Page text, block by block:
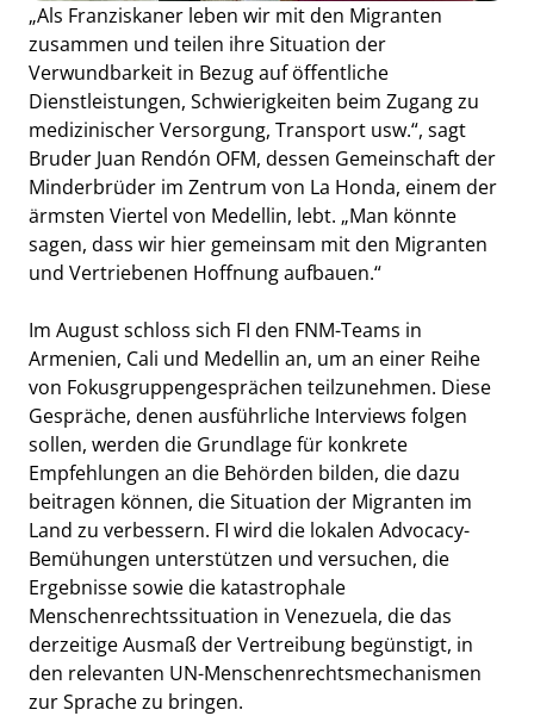
„Als Franziskaner leben wir mit den Migranten
zusammen und teilen ihre Situation der
Verwundbarkeit in Bezug auf öffentliche
Dienstleistungen, Schwierigkeiten beim Zugang zu
medizinischer Versorgung, Transport usw.“, sagt
Bruder Juan Rendón OFM, dessen Gemeinschaft der
Minderbrüder im Zentrum von La Honda, einem der
ärmsten Viertel von Medellin, lebt. „Man könnte
sagen, dass wir hier gemeinsam mit den Migranten
und Vertriebenen Hoffnung aufbauen.“
Im August schloss sich FI den FNM-Teams in
Armenien, Cali und Medellin an, um an einer Reihe
von Fokusgruppengesprächen teilzunehmen. Diese
Gespräche, denen ausführliche Interviews folgen
sollen, werden die Grundlage für konkrete
Empfehlungen an die Behörden bilden, die dazu
beitragen können, die Situation der Migranten im
Land zu verbessern. FI wird die lokalen Advocacy-
Bemühungen unterstützen und versuchen, die
Ergebnisse sowie die katastrophale
Menschenrechtssituation in Venezuela, die das
derzeitige Ausmaß der Vertreibung begünstigt, in
den relevanten UN-Menschenrechtsmechanismen
zur Sprache zu bringen.